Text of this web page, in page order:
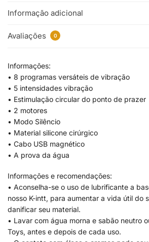
Informação adicional
Avaliações 0
Informações:
• 8 programas versáteis de vibração
• 5 intensidades vibração
• Estimulação circular do ponto de prazer
• 2 motores
• Modo Silêncio
• Material silicone cirúrgico
• Cabo USB magnético
• A prova da água
Informações e recomendações:
• Aconselha-se o uso de lubrificante a
nosso K-intt, para aumentar a vida útil do
danificar seu material.
• Lavar com água morna e sabão neutro
Toys, antes e depois de cada uso.